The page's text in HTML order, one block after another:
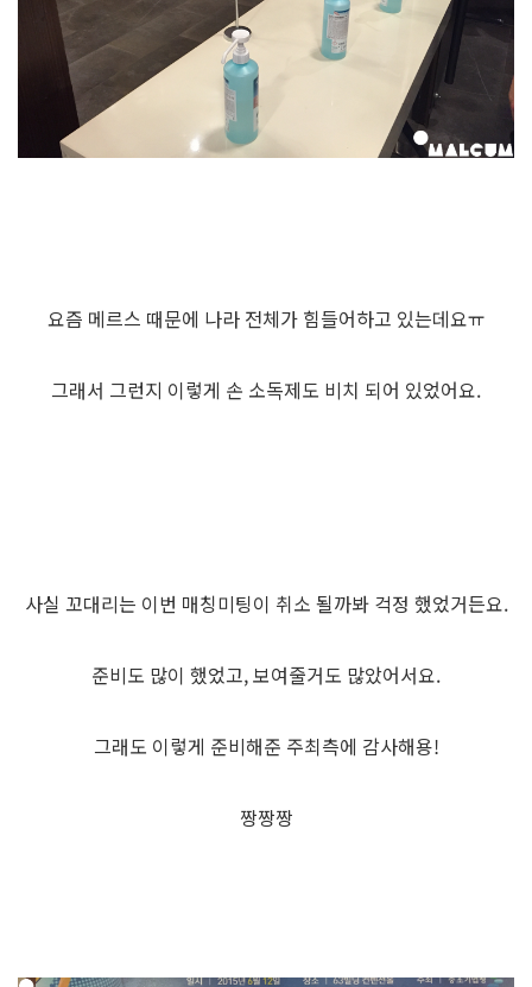
요즘 메르스 때문에 나라 전체가 힘들어하고 있는데요ㅠ
그래서 그런지 이렇게 손 소독제도 비치 되어 있었어요.
사실 꼬대리는 이번 매칭미팅이 취소 될까봐 걱정 했었거든요.
준비도 많이 했었고, 보여줄거도 많았어서요.
그래도 이렇게 준비해준 주최측에 감사해용!
짱짱짱